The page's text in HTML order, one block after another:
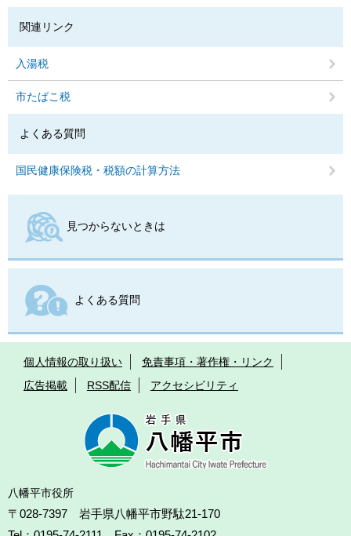
関連リンク
入湯税
市たばこ税
よくある質問
国民健康保険税・税額の計算方法
見つからないときは
よくある質問
個人情報の取り扱い
免責事項・著作権・リンク
広告掲載
RSS配信 アクセシビリティ
八幡平市役所
〒028-7397 岩手県八幡平市野駄21-170